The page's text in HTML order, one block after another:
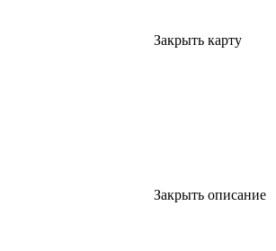
Закрыть карту
Закрыть описание